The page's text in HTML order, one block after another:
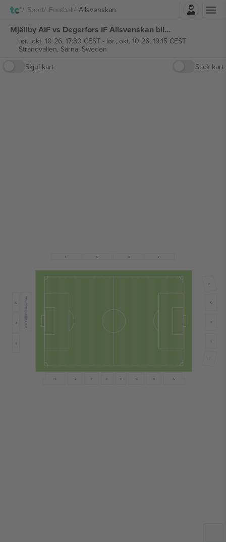
Sport Football Allsvenskan
Mjällby AIF vs Degerfors IF Allsvenskan billetter
lør., okt. 10 26, 17:30 CEST- lør., okt. 10 26, 19:15 CEST
Strandvallen, Särna, Sweden
Skjul kart
Stick kart
O
N
M
H G F E D C B A
T
S
R
Q
P
GÄSTANDE SUPPORTRAR
K
J